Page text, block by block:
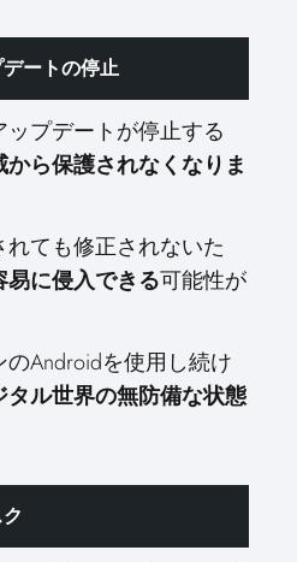
ートの停止
プデートが停止する
ら保護されなくなりま
ても修正されないた
易に侵入できる可能性が
Androidを使用し続け
タル世界の無防備な状態